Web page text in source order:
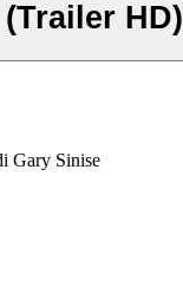
HD)
Gary Sinise